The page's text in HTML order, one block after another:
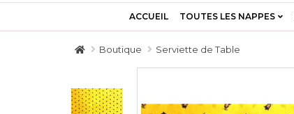
ACCUEIL TOUTES LES NAPPES
Boutique Serviette de Table